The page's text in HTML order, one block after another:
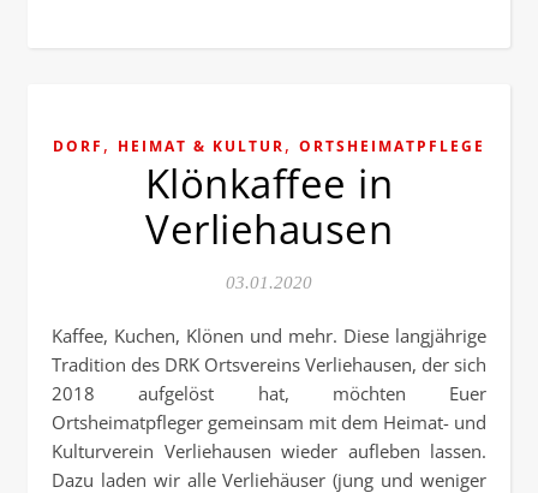
DORF , HEIMAT & KULTUR, ORTSHEIMATPFLEGE
Klönkaffee in
Verliehausen
03.01.2020
Kaffee, Kuchen, Klönen und mehr. Diese langjährige
Tradition des DRK Ortsvereins Verliehausen, der sich
2018 aufgelöst hat, möchten Euer
Ortsheimatpfleger gemeinsam mit dem Heimat- und
Kulturverein Verliehausen wieder aufleben lassen.
Dazu laden wir alle Verliehäuser (jung und weniger